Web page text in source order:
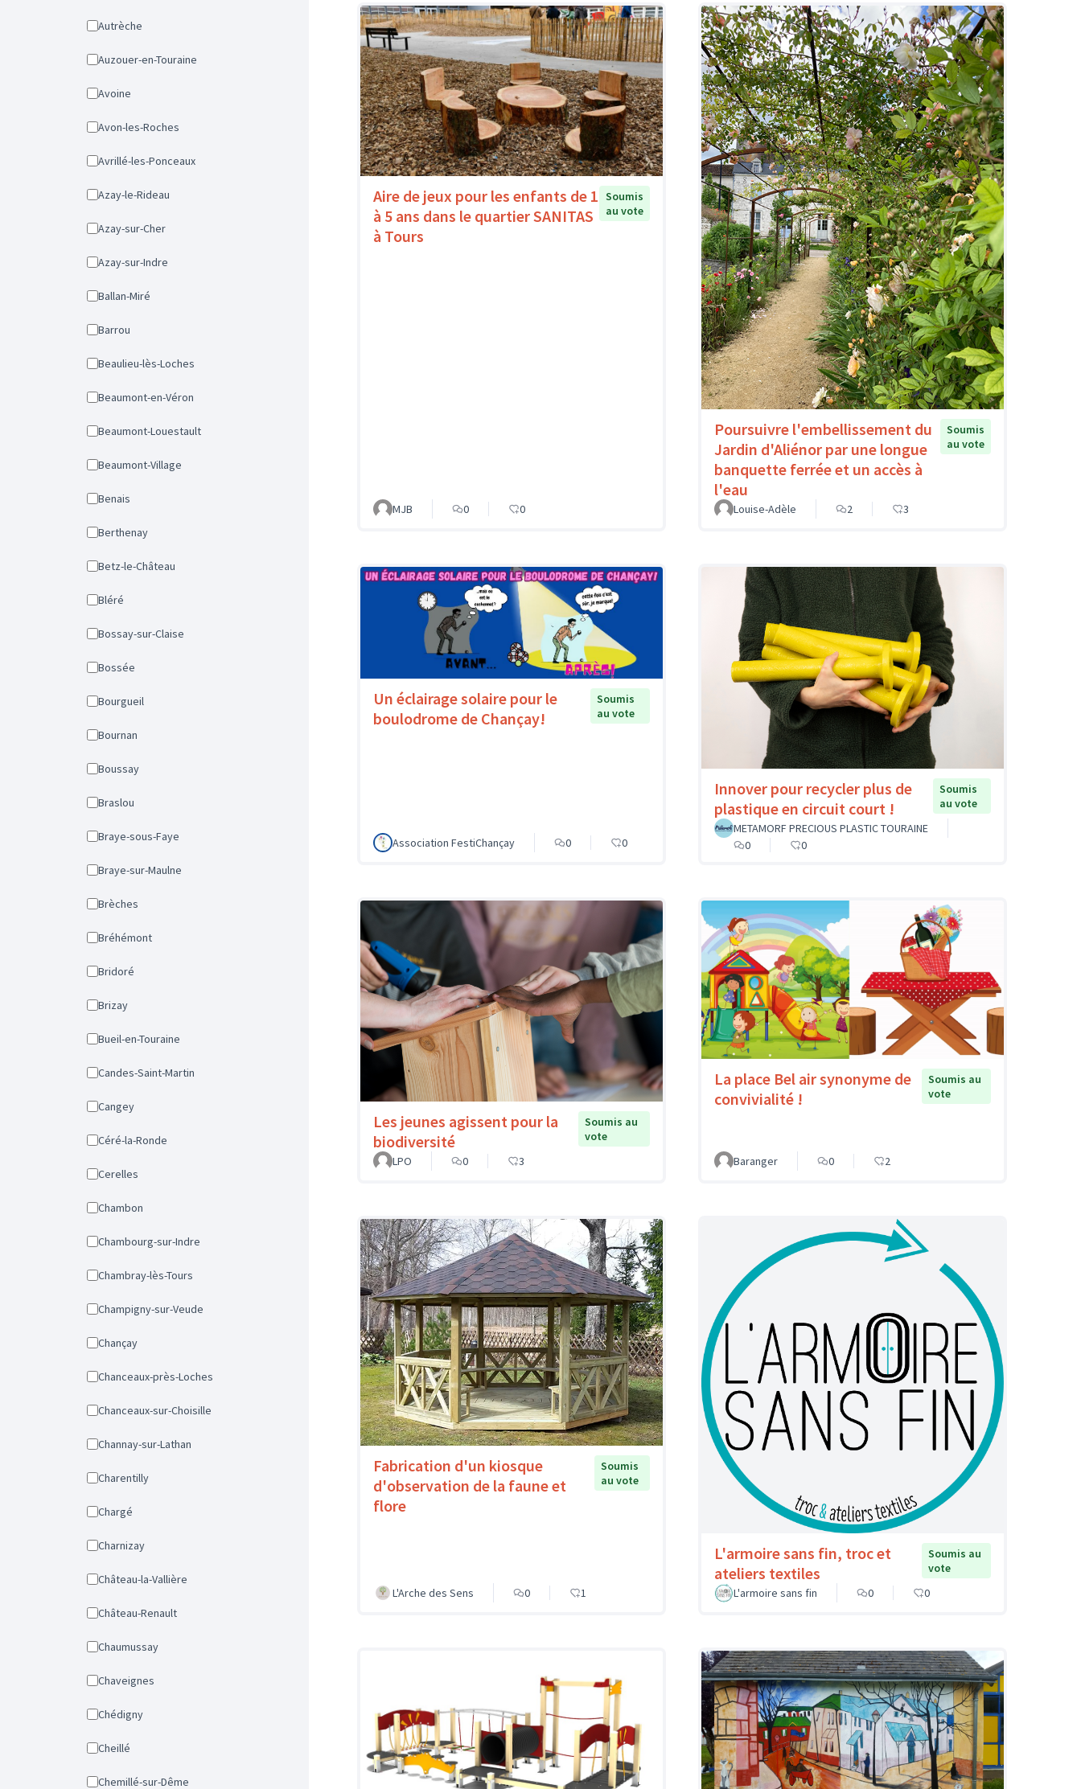
Autrèche
Auzouer-en-Touraine
Avoine
Avon-les-Roches
Avrillé-les-Ponceaux
Azay-le-Rideau
Azay-sur-Cher
Azay-sur-Indre
Ballan-Miré
Barrou
Beaulieu-lès-Loches
Beaumont-en-Véron
Beaumont-Louestault
Beaumont-Village
Benais
Berthenay
Betz-le-Château
Bléré
Bossay-sur-Claise
Bossée
Bourgueil
Bournan
Boussay
Braslou
Braye-sous-Faye
Braye-sur-Maulne
Brèches
Bréhémont
Bridoré
Brizay
Bueil-en-Touraine
Candes-Saint-Martin
Cangey
Céré-la-Ronde
Cerelles
Chambon
Chambourg-sur-Indre
Chambray-lès-Tours
Champigny-sur-Veude
Chançay
Chanceaux-près-Loches
Chanceaux-sur-Choisille
Channay-sur-Lathan
Charentilly
Chargé
Charnizay
Château-la-Vallière
Château-Renault
Chaumussay
Chaveignes
Chédigny
Cheillé
Chemillé-sur-Dême
Aire de jeux pour les enfants de 1
à 5 ans dans le quartier SANITAS
à Tours
Soumis
au vote
MJB 0 0
Poursuivre l'embellissement du
Jardin d'Aliénor par une longue
banquette ferrée et un accès à
l'eau
Soumis
au vote
Louise-Adèle 2 3
Un éclairage solaire pour le
boulodrome de Chançay!
Soumis
au vote
Association FestiChançay 0 0
Innover pour recycler plus de
plastique en circuit court !
Soumis
au vote
METAMORF PRECIOUS PLASTIC TOURAINE
0
0
Les jeunes agissent pour la
biodiversité
Soumis au
vote
LPO
0 3
La place Bel air synonyme de
convivialité !
Soumis au
vote
Baranger 0 2
Fabrication d'un kiosque
d'observation de la faune et
flore
Soumis
au vote
L'Arche des Sens 0 1
L'armoire sans fin, troc et
ateliers textiles
Soumis au
vote
L'armoire sans fin
0 0